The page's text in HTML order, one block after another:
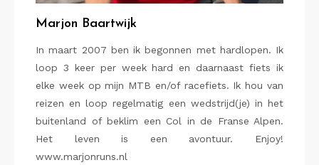
Marjon Baartwijk
In maart 2007 ben ik begonnen met hardlopen. Ik
loop 3 keer per week hard en daarnaast fiets ik
elke week op mijn MTB en/of racefiets. Ik hou van
reizen en loop regelmatig een wedstrijd(je) in het
buitenland of beklim een Col in de Franse Alpen.
Het leven is een avontuur. Enjoy!
www.marjonruns.nl